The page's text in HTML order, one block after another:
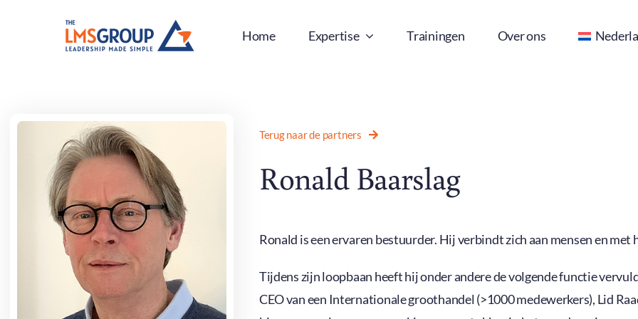
Home Expertise Trainingen Over ons
Terug naar de partners
Ronald Baarslag
Ronald is een ervaren bestuurder. Hij verbindt zich aan mensen en
Tijdens zijn loopbaan heeft hij onder andere de volgende functie
CEO van een Internationale groothandel (>1000 medewerkers), Lid